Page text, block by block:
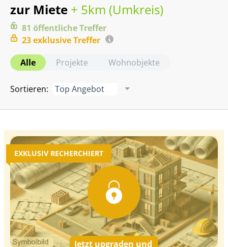
zur Miete + 5km (Umkreis)
81 öffentlicheTreffer
23exklusiveTreffer
Alle
Projekte Wohnobjekte
Sortieren: Top Angebot
EXKLUSIV RECHERCHIERT
Jetzt upgraden und